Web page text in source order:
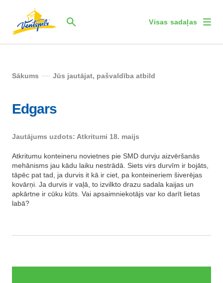
Visas sadaļas
Sākums Jūs jautājat, pašvaldība atbild
Edgars
Jautājums uzdots: Atkritumi 18. maijs
Atkritumu konteineru novietnes pie SMD durvju aizvēršanās
mehānisms jau kādu laiku nestrādā. Siets virs durvīm ir bojāts,
tāpēc pat tad, ja durvis it kā ir ciet, pa konteineriem šiverējas
kovārņi. Ja durvis ir vaļā, to izvilkto drazu sadala kaijas un
apkārtne ir cūku kūts. Vai apsaimniekotājs var ko darīt lietas
labā?